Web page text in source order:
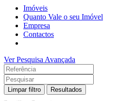
Imóveis
Quanto Vale o seu Imóvel
Empresa
Contactos
Ver Pesquisa Avançada
Limpar filtro Resultados